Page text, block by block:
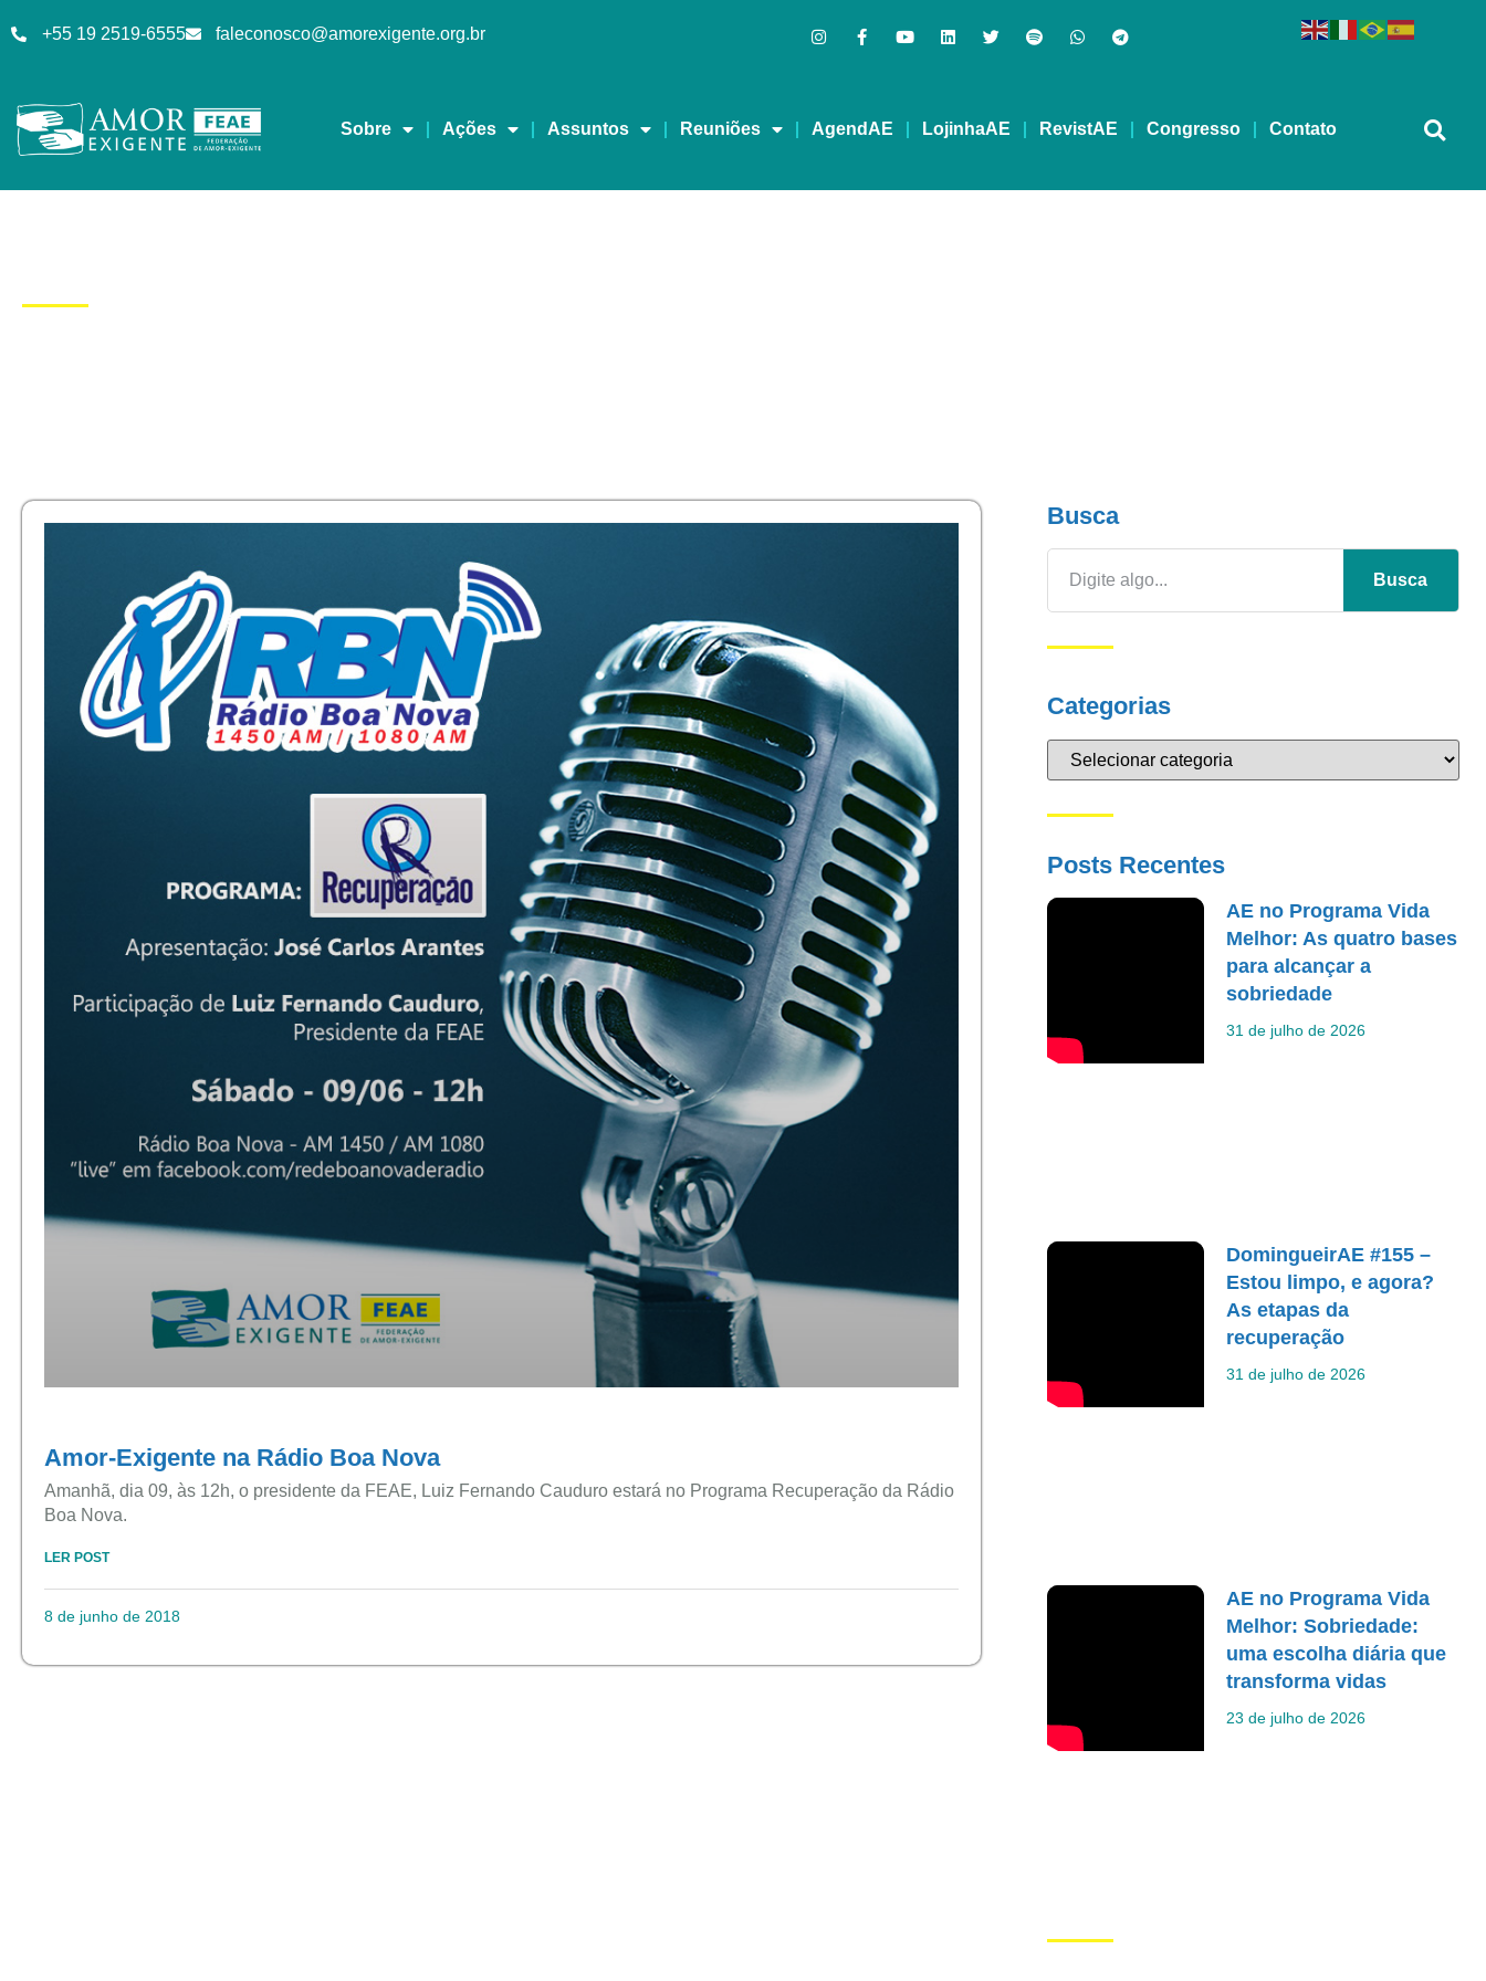
+55 19 2519-6555 faleconosco@amorexigente.org.br
Sobre Ações Assuntos Reuniões AgendAE LojinhaAE RevistAE Congresso Contato
Amor-Exigente na Rádio Boa Nova
Amanhã, dia 09, às 12h, o presidente da FEAE, Luiz Fernando Cauduro estará no Programa Recuperação da Rádio
Boa Nova.
LER POST
8 de junho de 2018
Busca
Busca
Categorias
Posts Recentes
AE no Programa Vida
Melhor: As quatro bases
para alcançar a
sobriedade
31 de julho de 2026
DomingueirAE #155 –
Estou limpo, e agora?
As etapas da
recuperação
31 de julho de 2026
AE no Programa Vida
Melhor: Sobriedade:
uma escolha diária que
transforma vidas
23 de julho de 2026